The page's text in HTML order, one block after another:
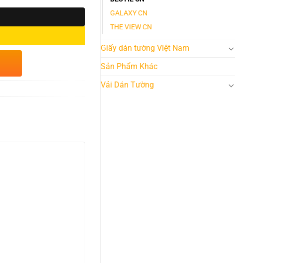
GALAXY CN
THE VIEW CN
Giấy dán tường Việt Nam
Sản Phẩm Khác
Vải Dán Tường